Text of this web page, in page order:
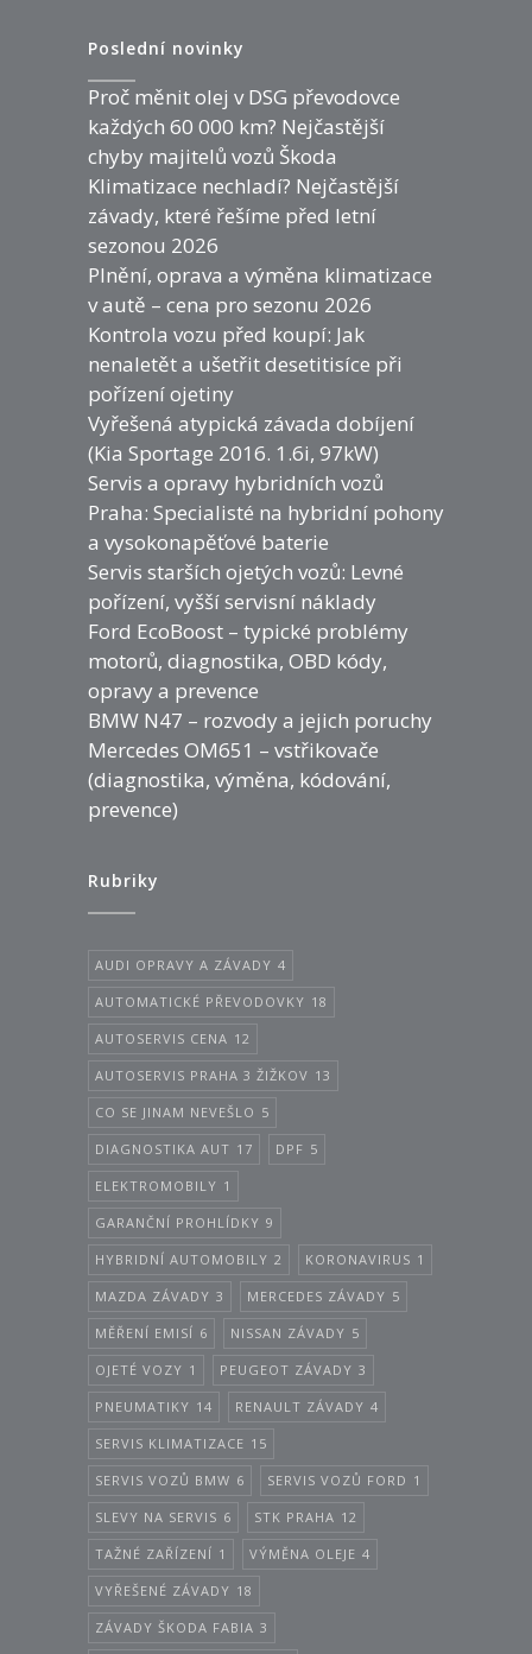
Poslední novinky
Proč měnit olej v DSG převodovce
každých 60 000 km? Nejčastější
chyby majitelů vozů Škoda
Klimatizace nechladí? Nejčastější
závady, které řešíme před letní
sezonou 2026
Plnění, oprava a výměna klimatizace
v autě – cena pro sezonu 2026
Kontrola vozu před koupí: Jak
nenaletět a ušetřit desetitisíce při
pořízení ojetiny
Vyřešená atypická závada dobíjení
(Kia Sportage 2016. 1.6i, 97kW)
Servis a opravy hybridních vozů
Praha: Specialisté na hybridní pohony
a vysokonapěťové baterie
Servis starších ojetých vozů: Levné
pořízení, vyšší servisní náklady
Ford EcoBoost – typické problémy
motorů, diagnostika, OBD kódy,
opravy a prevence
BMW N47 – rozvody a jejich poruchy
Mercedes OM651 – vstřikovače
(diagnostika, výměna, kódování,
prevence)
Rubriky
AUDI OPRAVY A ZÁVADY 4
AUTOMATICKÉ PŘEVODOVKY 18
AUTOSERVIS CENA 12
AUTOSERVIS PRAHA 3 ŽIŽKOV 13
CO SE JINAM NEVEŠLO 5
DIAGNOSTIKA AUT 17 DPF 5
ELEKTROMOBILY 1
GARANČNÍ PROHLÍDKY 9
HYBRIDNÍ AUTOMOBILY 2 KORONAVIRUS 1
MAZDA ZÁVADY 3 MERCEDES ZÁVADY 5
MĚŘENÍ EMISÍ 6 NISSAN ZÁVADY 5
OJETÉ VOZY 1 PEUGEOT ZÁVADY 3
PNEUMATIKY 14 RENAULT ZÁVADY 4
SERVIS KLIMATIZACE 15
SERVIS VOZŮ BMW 6 SERVIS VOZŮ FORD 1
SLEVY NA SERVIS 6 STK PRAHA 12
TAŽNÉ ZAŘÍZENÍ 1 VÝMĚNA OLEJE 4
VYŘEŠENÉ ZÁVADY 18
ZÁVADY ŠKODA FABIA 3